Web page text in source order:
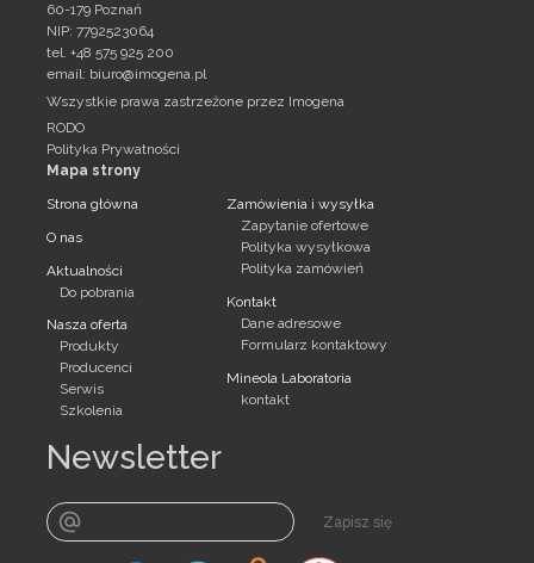
60-179 Poznań
NIP: 7792523064
tel. +48 575 925 200
email: biuro@imogena.pl
Wszystkie prawa zastrzeżone przez Imogena
RODO
Polityka Prywatności
Mapa strony
Strona główna
O nas
Aktualności
Do pobrania
Nasza oferta
Produkty
Producenci
Serwis
Szkolenia
Zamówienia i wysyłka
Zapytanie ofertowe
Polityka wysyłkowa
Polityka zamówień
Kontakt
Dane adresowe
Formularz kontaktowy
Mineola Laboratoria
kontakt
Newsletter
Zapisz się